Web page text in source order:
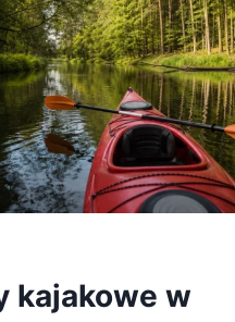
kajakowe w